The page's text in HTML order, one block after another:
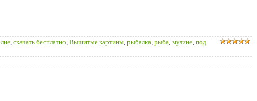
скачать бесплатно Вышитые картины рыбалка рыба мулине под